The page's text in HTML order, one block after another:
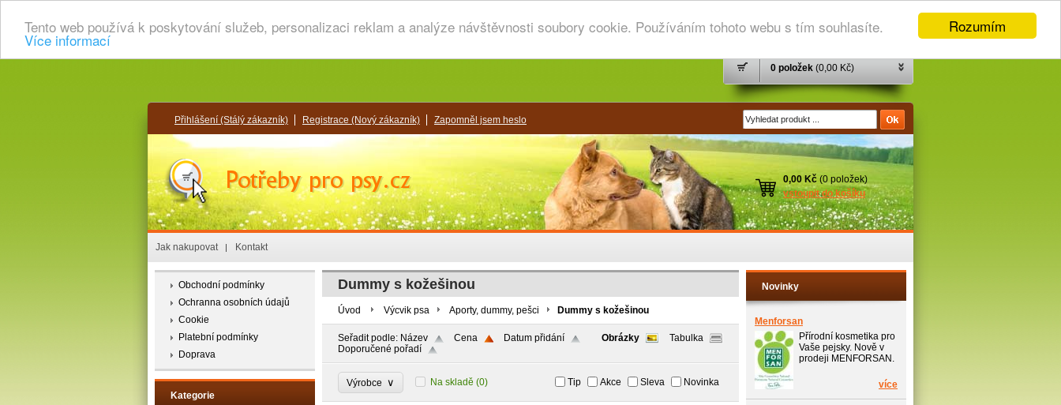
Rozumím
Tento web používá k poskytování služeb, personalizaci reklam a analýze návštěvnosti soubory cookie. Používáním tohoto webu s tím souhlasíte.
Více informací
0 položek (0,00 Kč)
Přihlášení (Stálý zákazník) Registrace (Nový zákazník) Zapomněl jsem heslo
0,00 Kč (0 položek)
vstoupit do košíku
Jak nakupovat Kontakt
Obchodní podmínky
Ochranna osobních údajů
Cookie
Platební podmínky
Doprava
Kategorie
Dummy s kožešinou
Úvod Výcvik psa Aporty, dummy, pešci Dummy s kožešinou
Seřadit podle: Název Cena
Datum přidání
Doporučené pořadí
Obrázky Tabulka
Výrobce ∨ Na skladě (0) Tip Akce Sleva Novinka
Novinky
Menforsan
Přírodní kosmetika pro
Vaše pejsky. Nově v
prodeji MENFORSAN.
více